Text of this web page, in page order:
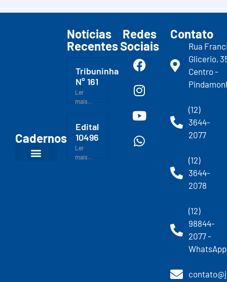
Cadernos
Notícias
Recentes
Tribuninha
N° 161
Ler
mais...
Edital
10496
Ler
mais...
Redes
Sociais
Contato
Rua
Glicerio,
Centro -
(12)
3644-
2077
(12)
3644-
2078
(12)
98844-
2077 -
WhatsApp